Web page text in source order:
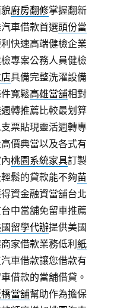
廚房翻修掌握翻新
車借款首選頭份當
快速高端健檢企業
專案公務人員健檢
具備完整洗濯設備
寬鬆高雄當舖相對
轉推薦比較最划算
票貼現靈活週轉專
價典當以及各式有
桃園系統家具訂製
鬆的貸款能不夠苗
資金融資當舖台北
中當舖免留車推薦
留學代辦提供美國
家借款業務低利紙
車借款讓您借款有
借款的當舖借貸。
當舖幫助作為擔保